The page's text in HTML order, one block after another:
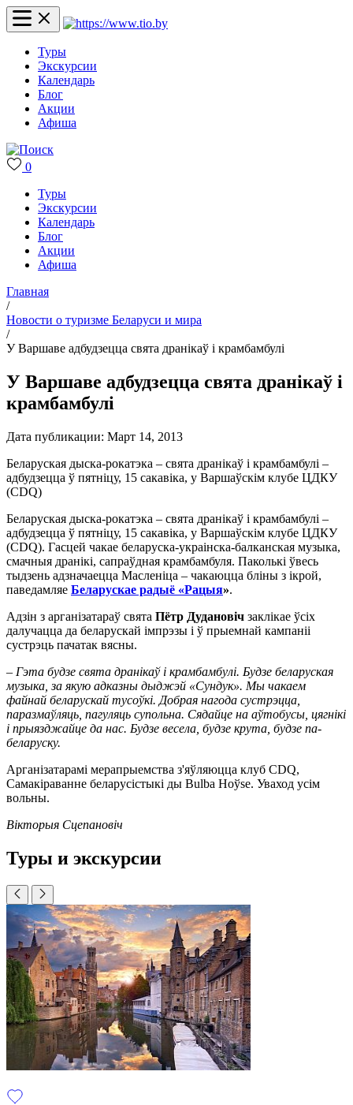
Туры
Экскурсии
Календарь
Блог
Акции
Афиша
0
Туры
Экскурсии
Календарь
Блог
Акции
Афиша
Главная
/
Новости о туризме Беларуси и мира
/
У Варшаве адбудзецца свята дранікаў і крамбамбулі
У Варшаве адбудзецца свята дранікаў і
крамбамбулі
Дата публикации: Март 14, 2013
Беларуская дыска-рокатэка – свята дранікаў і крамбамбулі –
адбудзецца ў пятніцу, 15 сакавіка, у Варшаўскім клубе ЦДКУ
(CDQ)
Беларуская дыска-рокатэка – свята дранікаў і крамбамбулі –
адбудзецца ў пятніцу, 15 сакавіка, у Варшаўскім клубе ЦДКУ
(CDQ). Гасцей чакае беларуска-украінска-балканская музыка,
смачныя дранікі, сапраўдная крамбамбуля. Паколькі ўвесь
тыдзень адзначаецца Масленіца – чакаюцца бліны з ікрой,
паведамляе Беларускае радыё «Рацыя».
Адзін з арганізатараў свята Пётр Дудановіч заклікае ўсіх
далучацца да беларускай імпрэзы і ў прыемнай кампаніі
сустрэць пачатак вясны.
– Гэта будзе свята дранікаў і крамбамбулі. Будзе беларуская
музыка, за якую адказны дыджэй «Сундук». Мы чакаем
файнай беларускай тусоўкі. Добрая нагода сустрэцца,
паразмаўляць, пагуляць супольна. Сядайце на аўтобусы, цягнікі
і прыязджайце да нас. Будзе весела, будзе крута, будзе па-
беларуску.
Арганізатарамі мерапрыемства з'яўляюцца клуб CDQ,
Самакіраванне беларусістыкі ды Bulba Hoўse. Уваход усім
вольны.
Вікторыя Сцепановіч
Туры и экскурсии